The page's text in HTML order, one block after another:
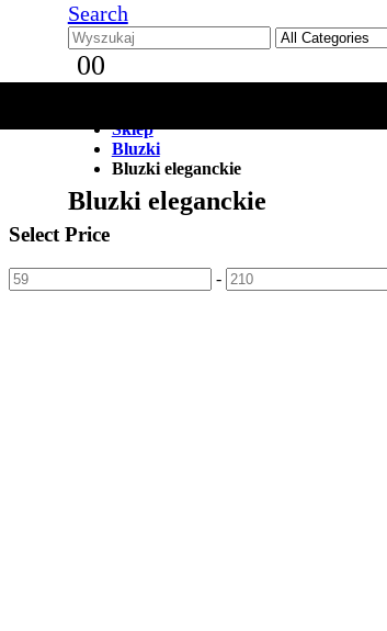
Search
00
Sklep
Bluzki
Bluzki eleganckie
Bluzki eleganckie
Select Price
-